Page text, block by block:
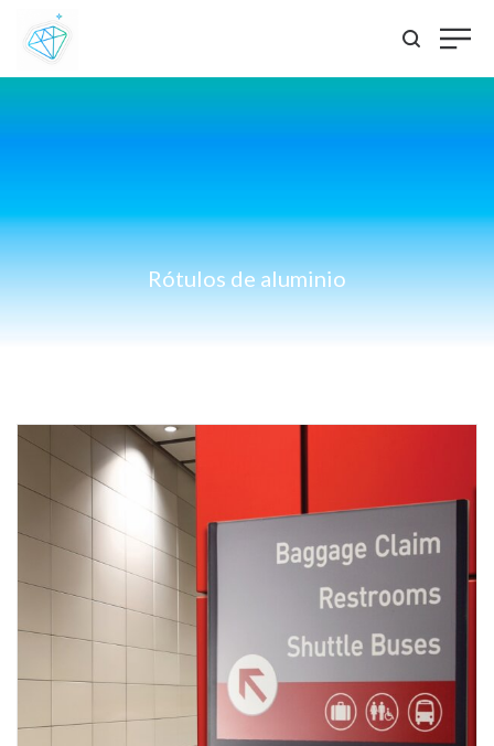
Rótulos de aluminio